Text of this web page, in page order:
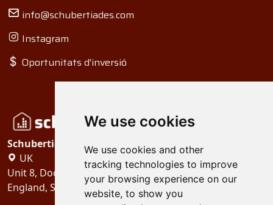
We use cookies
We use cookies and other
tracking technologies to improve
your browsing experience on our
website, to show you
info@schubertiades.com
Instagram
Oportunitats d'inversió
Schubertiades, Ltd.
UK
Unit 8, Dock Offices, Surrey Quays Road, London
England, SE16 2XU